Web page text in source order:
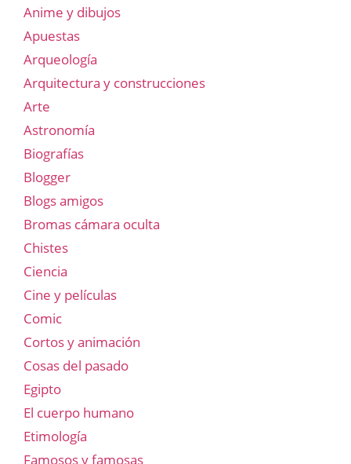
Anime y dibujos
Apuestas
Arqueología
Arquitectura y construcciones
Arte
Astronomía
Biografías
Blogger
Blogs amigos
Bromas cámara oculta
Chistes
Ciencia
Cine y películas
Comic
Cortos y animación
Cosas del pasado
Egipto
El cuerpo humano
Etimología
Famosos y famosas